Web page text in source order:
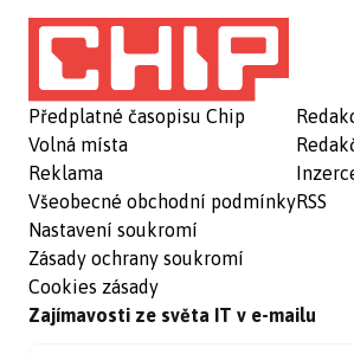
Předplatné časopisu Chip
Volná místa
Reklama
Všeobecné obchodní podmínky
Nastavení soukromí
Zásady ochrany soukromí
Cookies zásady
RSS
Zajímavosti ze světa IT v e-mailu